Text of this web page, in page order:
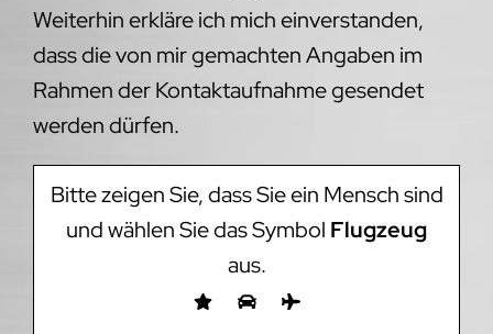
Weiterhin erkläre ich mich einverstanden,
dass die von mir gemachten Angaben im
Rahmen der Kontaktaufnahme gesendet
werden dürfen.
Bitte zeigen Sie, dass Sie ein Mensch sind
und wählen Sie das Symbol Flugzeug
aus.